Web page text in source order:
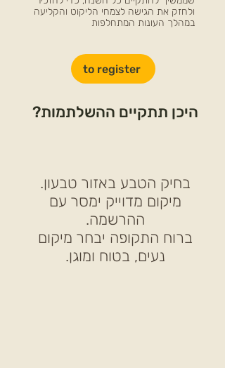
ולחזק את הגישה לצמחי הליקוט והקליעה
במהלך העונות המתחלפות
to register
היכן תתקיים ההשלתמות?
בחיק הטבע באזור טבעון.
מיקום מדוייק ימסר עם
ההרשמה.
ברוח התקופה יבחר מיקום
נעים, בטוח ומוגן.